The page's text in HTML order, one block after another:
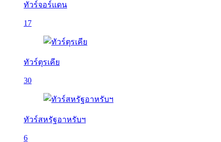
ทัวร์จอร์แดน
17
ทัวร์ตุรเคีย
30
ทัวร์สหรัฐอาหรับฯ
6